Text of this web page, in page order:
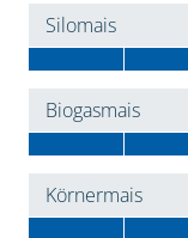
Silomais
Biogasmais
Körnermais